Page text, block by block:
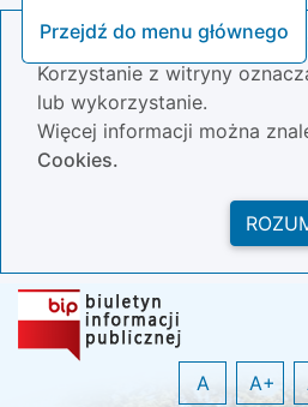
Przejdź do menu głównego
Nasza strona wykorzystuje
Korzystanie z witryny
lub wykorzystanie.
Więcej informacji można
Cookies.
A A+